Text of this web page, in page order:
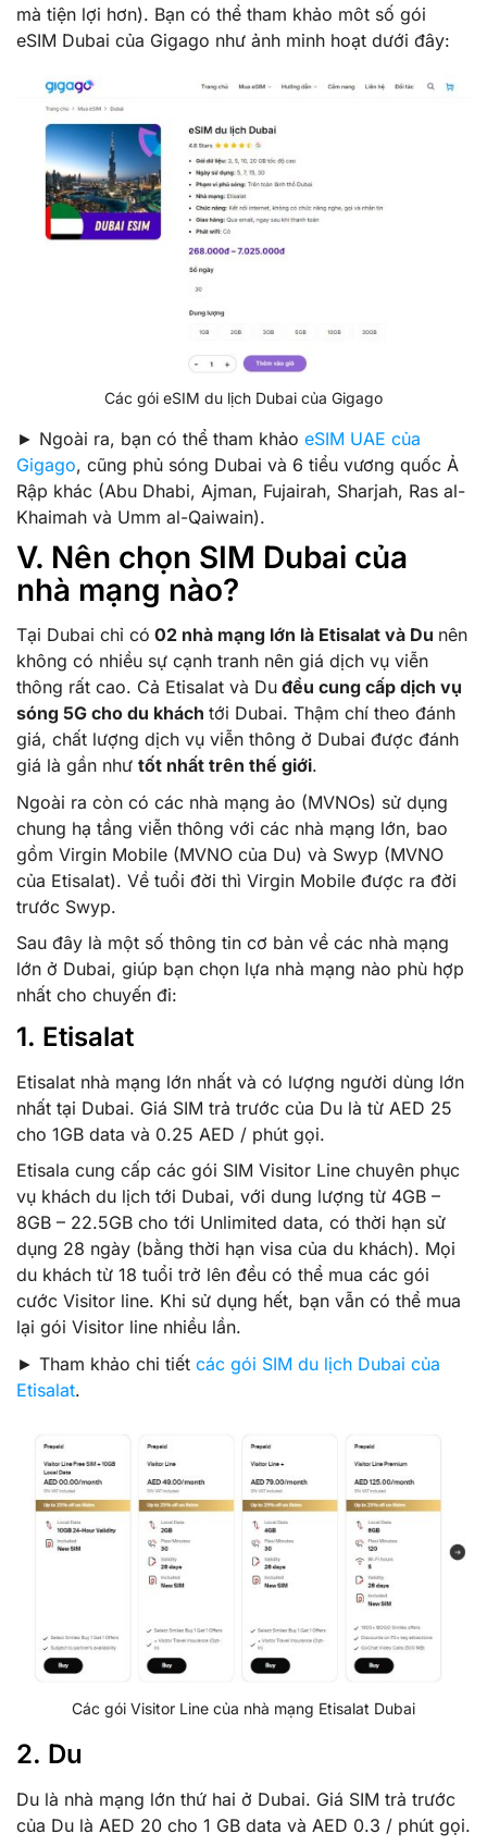
mà tiện lợi hơn). Bạn có thể tham khảo môt số gói
eSIM Dubai của Gigago như ảnh minh hoạt dưới đây:
Các gói eSIM du lịch Dubai của Gigago
► Ngoài ra, bạn có thể tham khảo eSIM UAE của
Gigago, cũng phủ sóng Dubai và 6 tiểu vương quốc Ả
Rập khác (Abu Dhabi, Ajman, Fujairah, Sharjah, Ras al-
Khaimah và Umm al-Qaiwain).
V. Nên chọn SIM Dubai của
nhà mạng nào?
Tại Dubai chỉ có 02 nhà mạng lớn là Etisalat và Du nên
không có nhiều sự cạnh tranh nên giá dịch vụ viễn
thông rất cao. Cả Etisalat và Du đều cung cấp dịch vụ
sóng 5G cho du khách tới Dubai. Thậm chí theo đánh
giá, chất lượng dịch vụ viễn thông ở Dubai được đánh
giá là gần như tốt nhất trên thế giới.
Ngoài ra còn có các nhà mạng ảo (MVNOs) sử dụng
chung hạ tầng viễn thông với các nhà mạng lớn, bao
gồm Virgin Mobile (MVNO của Du) và Swyp (MVNO
của Etisalat). Về tuổi đời thì Virgin Mobile được ra đời
trước Swyp.
Sau đây là một số thông tin cơ bản về các nhà mạng
lớn ở Dubai, giúp bạn chọn lựa nhà mạng nào phù hợp
nhất cho chuyến đi:
1. Etisalat
Etisalat nhà mạng lớn nhất và có lượng người dùng lớn
nhất tại Dubai. Giá SIM trả trước của Du là từ AED 25
cho 1GB data và 0.25 AED / phút gọi.
Etisala cung cấp các gói SIM Visitor Line chuyên phục
vụ khách du lịch tới Dubai, với dung lượng từ 4GB –
8GB – 22.5GB cho tới Unlimited data, có thời hạn sử
dụng 28 ngày (bằng thời hạn visa của du khách). Mọi
du khách từ 18 tuổi trở lên đều có thể mua các gói
cước Visitor line. Khi sử dụng hết, bạn vẫn có thể mua
lại gói Visitor line nhiều lần.
► Tham khảo chi tiết các gói SIM du lịch Dubai của
Etisalat.
Các gói Visitor Line của nhà mạng Etisalat Dubai
2. Du
Du là nhà mạng lớn thứ hai ở Dubai. Giá SIM trả trước
của Du là AED 20 cho 1 GB data và AED 0.3 / phút gọi.